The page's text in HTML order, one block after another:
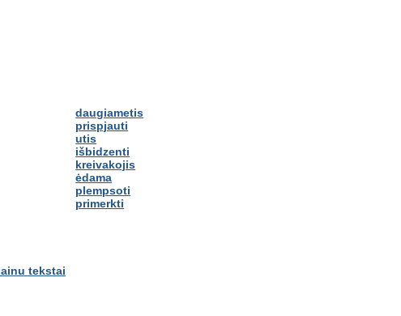
daugiametis
prispjauti
utis
išbidzenti
kreivakojis
ėdama
plempsoti
primerkti